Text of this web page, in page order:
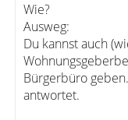
Wie?
Ausweg:
Du kannst auch
Bürgerbüro
antwortet.